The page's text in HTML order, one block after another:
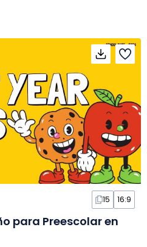
15 16:9
para Preescolar en